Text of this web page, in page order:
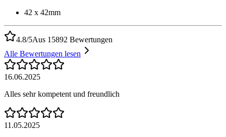
42 x 42mm
4.8/5Aus 15892 Bewertungen
Alle Bewertungen lesen
16.06.2025
Alles sehr kompetent und freundlich
11.05.2025